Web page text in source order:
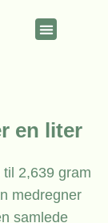
en liter
2,639 gram
medregner
samlede